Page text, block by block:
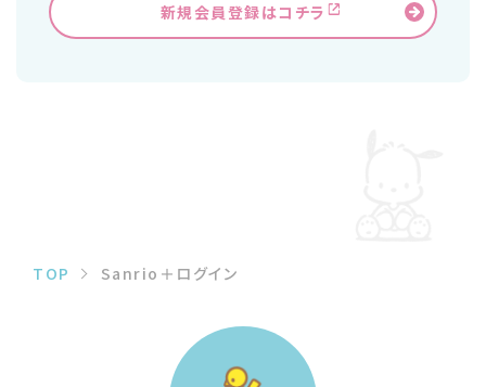
新規会員登録はコチラ
TOP Sanrio＋ログイン